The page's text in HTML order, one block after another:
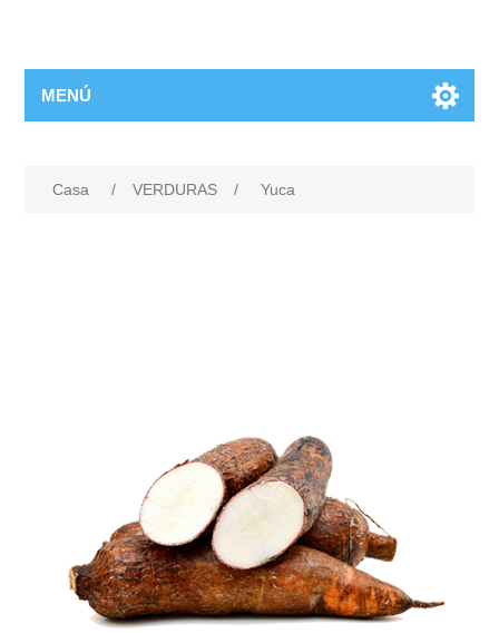
MENÚ
Casa / VERDURAS / Yuca